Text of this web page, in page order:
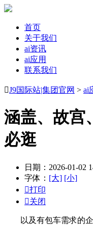
首页
关于我们
ai资讯
ai应用
联系我们
J9国际站|集团官网 > ai
涵盖、故宫
必逛
日期：2026-01-02
字体： [大] [小]
打印
关闭
以及有包车需求的企